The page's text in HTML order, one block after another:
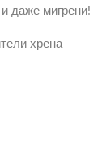
даже мигрени!
хрена